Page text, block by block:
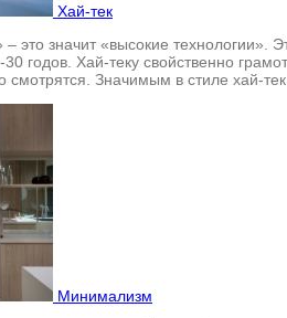
Хай-тек
это значит «высокие
30 годов. Хай-теку свойственно
Значимым в стиле хай-
Минимализм